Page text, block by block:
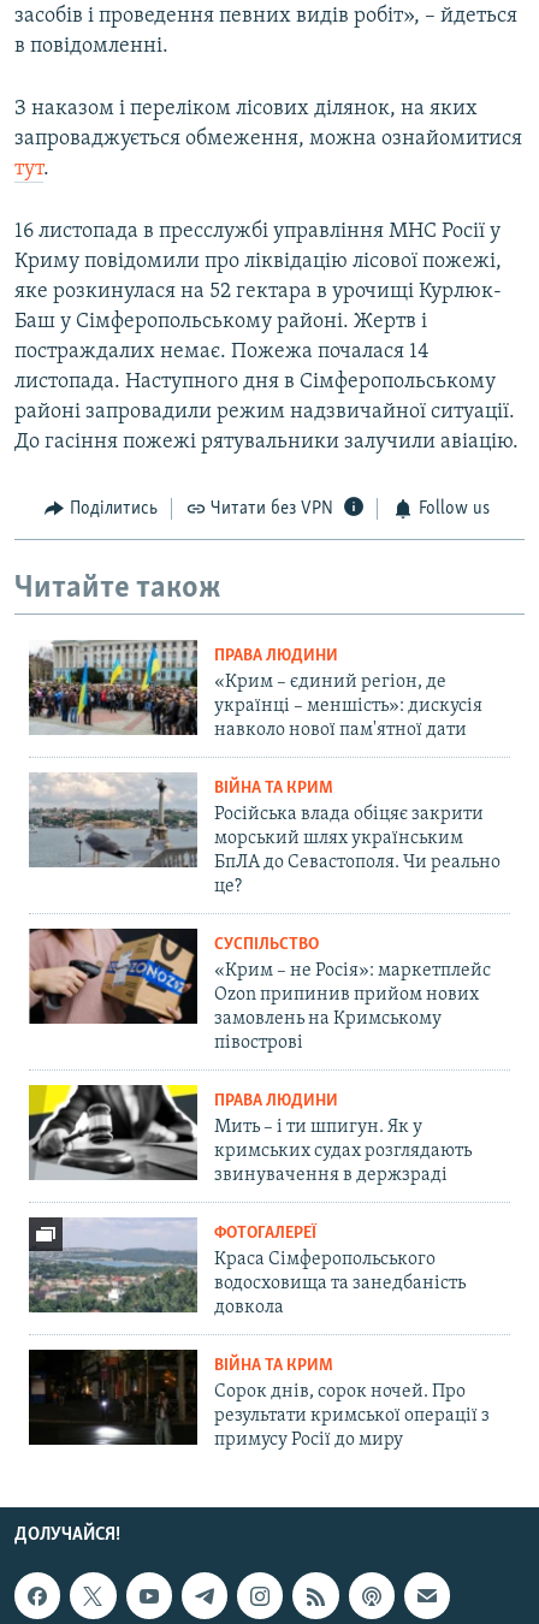
засобів і проведення певних видів робіт», – йдеться
в повідомленні.
З наказом і переліком лісових ділянок, на яких
запроваджується обмеження, можна ознайомитися
тут.
16 листопада в пресслужбі управління МНС Росії у
Криму повідомили про ліквідацію лісової пожежі,
яке розкинулася на 52 гектара в урочищі Курлюк-
Баш у Сімферопольському районі. Жертв і
постраждалих немає. Пожежа почалася 14
листопада. Наступного дня в Сімферопольському
районі запровадили режим надзвичайної ситуації.
До гасіння пожежі рятувальники залучили авіацію.
Поділитись Читати без VPN Follow us
Читайте також
ПРАВА ЛЮДИНИ
«Крим – єдиний регіон, де
українці – меншість»: дискусія
навколо нової пам'ятної дати
ВІЙНА ТА КРИМ
Російська влада обіцяє закрити
морський шлях українським
БпЛА до Севастополя. Чи реально
це?
СУСПІЛЬСТВО
«Крим – не Росія»: маркетплейс
Ozon припинив прийом нових
замовлень на Кримському
півострові
ПРАВА ЛЮДИНИ
Мить – і ти шпигун. Як у
кримських судах розглядають
звинувачення в держзраді
ФОТОГАЛЕРЕЇ
Краса Сімферопольського
водосховища та занедбаність
довкола
ВІЙНА ТА КРИМ
Сорок днів, сорок ночей. Про
результати кримської операції з
примусу Росії до миру
ДОЛУЧАЙСЯ!